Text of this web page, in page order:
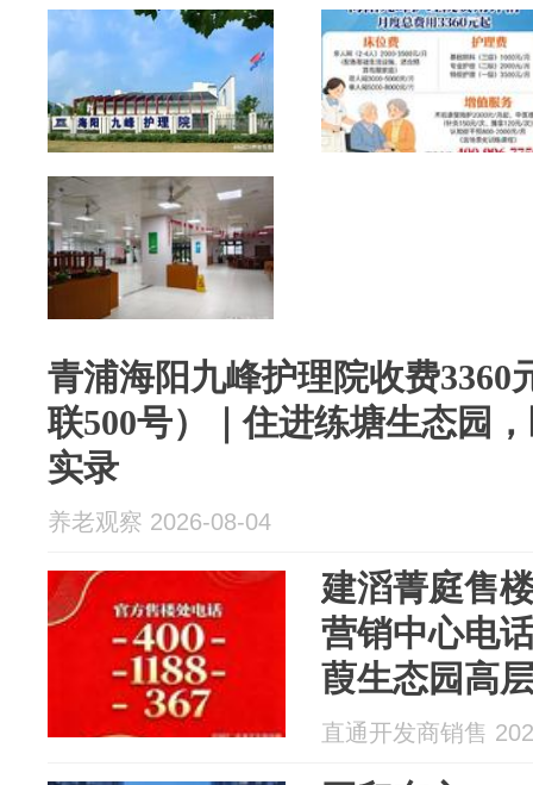
青浦海阳九峰护理院收费3360
联500号）｜住进练塘生态园
实录
养老观察 2026-08-04
建滔菁庭售
营销中心电
葭生态园高
直通开发商销售